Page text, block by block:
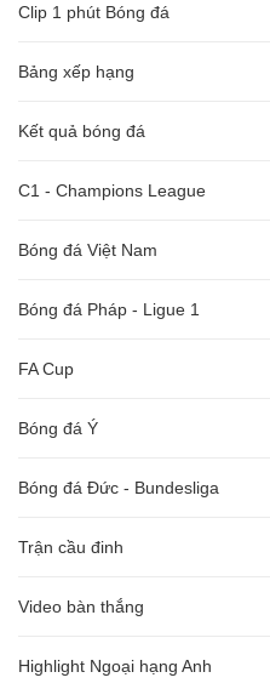
Clip 1 phút Bóng đá
Bảng xếp hạng
Kết quả bóng đá
C1 - Champions League
Bóng đá Việt Nam
Bóng đá Pháp - Ligue 1
FA Cup
Bóng đá Ý
Bóng đá Đức - Bundesliga
Trận cầu đinh
Video bàn thắng
Highlight Ngoại hạng Anh